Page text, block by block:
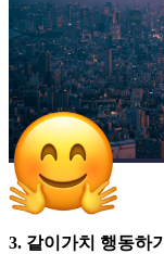
3. 같이가치 행동하기